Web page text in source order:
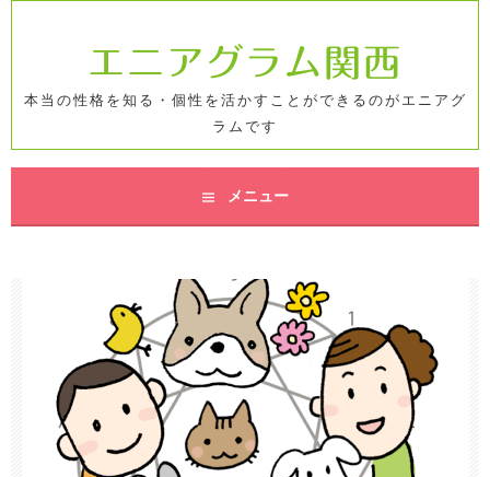
ス
ッ
エニアグラム関西
本当の性格を知る・個性を活かすことができるのがエニアグ
ラムです
メニュー